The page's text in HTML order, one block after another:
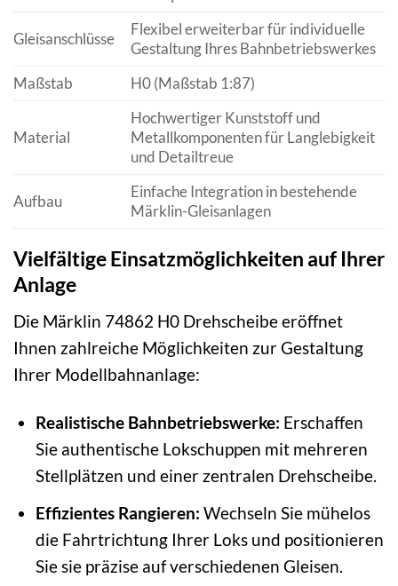
Gleisanschlüsse
Flexibel erweiterbar für individuelle
Gestaltung Ihres Bahnbetriebswerkes
Maßstab
H0 (Maßstab 1:87)
Material
Hochwertiger Kunststoff und
Metallkomponenten für Langlebigkeit
und Detailtreue
Aufbau
Einfache Integration in bestehende
Märklin-Gleisanlagen
Vielfältige Einsatzmöglichkeiten auf Ihrer
Anlage
Die Märklin 74862 H0 Drehscheibe eröffnet
Ihnen zahlreiche Möglichkeiten zur Gestaltung
Ihrer Modellbahnanlage:
Realistische Bahnbetriebswerke: Erschaffen
Sie authentische Lokschuppen mit mehreren
Stellplätzen und einer zentralen Drehscheibe.
Effizientes Rangieren: Wechseln Sie mühelos
die Fahrtrichtung Ihrer Loks und positionieren
Sie sie präzise auf verschiedenen Gleisen.